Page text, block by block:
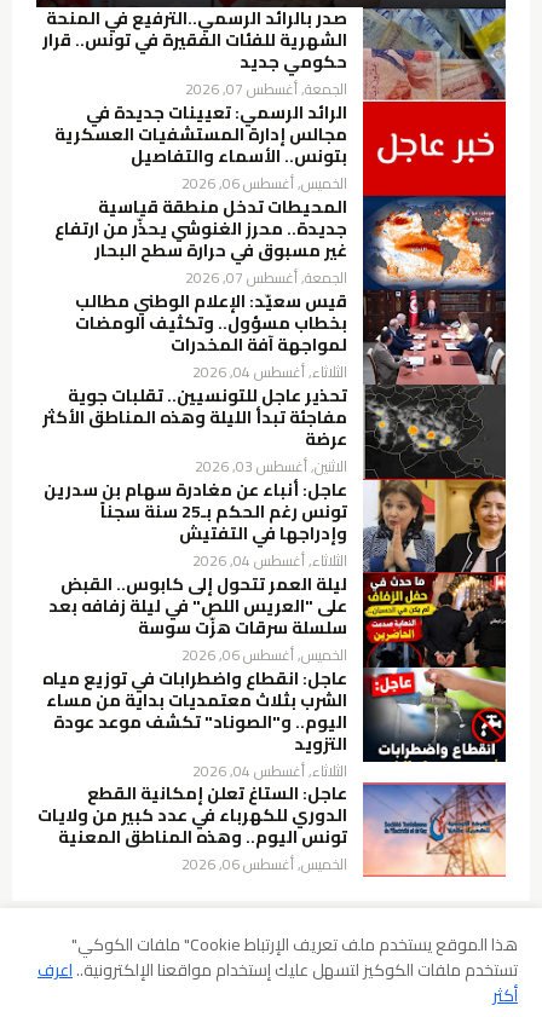
صدر بالرائد الرسمي..الترفيع في المنحة
الشهرية للفئات الفقيرة في تونس.. قرار
حكومي جديد
الجمعة, أغسطس 07, 2026
الرائد الرسمي: تعيينات جديدة في
مجالس إدارة المستشفيات العسكرية
بتونس.. الأسماء والتفاصيل
الخميس, أغسطس 06, 2026
المحيطات تدخل منطقة قياسية
جديدة.. محرز الغنوشي يحذّر من ارتفاع
غير مسبوق في حرارة سطح البحار
الجمعة, أغسطس 07, 2026
قيس سعيّد: الإعلام الوطني مطالب
بخطاب مسؤول.. وتكثيف الومضات
لمواجهة آفة المخدرات
الثلاثاء, أغسطس 04, 2026
تحذير عاجل للتونسيين.. تقلبات جوية
مفاجئة تبدأ الليلة وهذه المناطق الأكثر
عرضة
الاثنين, أغسطس 03, 2026
عاجل: أنباء عن مغادرة سهام بن سدرين
تونس رغم الحكم بـ25 سنة سجناً
وإدراجها في التفتيش
الثلاثاء, أغسطس 04, 2026
ليلة العمر تتحول إلى كابوس.. القبض
على "العريس اللص" في ليلة زفافه بعد
سلسلة سرقات هزّت سوسة
الخميس, أغسطس 06, 2026
عاجل: انقطاع واضطرابات في توزيع مياه
الشرب بثلاث معتمديات بداية من مساء
اليوم.. و"الصوناد" تكشف موعد عودة
التزويد
الثلاثاء, أغسطس 04, 2026
عاجل: الستاغ تعلن إمكانية القطع
الدوري للكهرباء في عدد كبير من ولايات
تونس اليوم.. وهذه المناطق المعنية
الخميس, أغسطس 06, 2026
سياسة الخصوصية شروط الإستخدام
إخلاء المسؤولية
سياسة ملفات الارتباط (Cookies)
هذا الموقع يستخدم ملف تعريف الإرتباط Cookie" ملفات الكوكي"
تستخدم ملفات الكوكيز لتسهل عليك إستخدام مواقعنا الإلكترونية..اعرف
أكثر